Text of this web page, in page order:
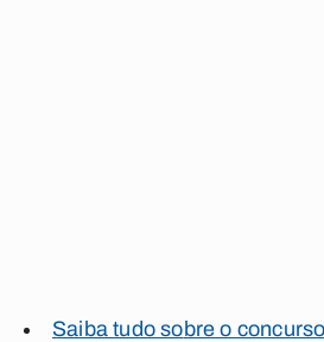
Saiba tudo sobre o